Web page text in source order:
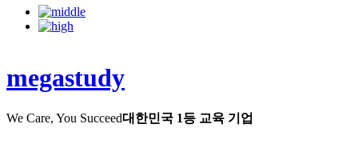
megastudy
We Care, You Succeed대한민국 1등 교육 기업